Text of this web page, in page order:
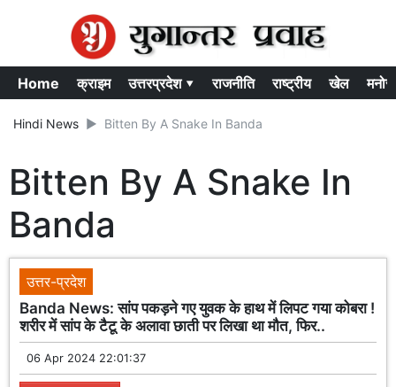
Home क्राइम उत्तरप्रदेश ▾ राजनीति राष्ट्रीय खेल
Hindi News Bitten By A Snake In Banda
Bitten By A Snake In
Banda
उत्तर-प्रदेश
Banda News: सांप पकड़ने गए युवक के हाथ में लिपट गया कोबरा !
शरीर में सांप के टैटू के अलावा छाती पर लिखा था मौत, फिर..
06 Apr 2024 22:01:37